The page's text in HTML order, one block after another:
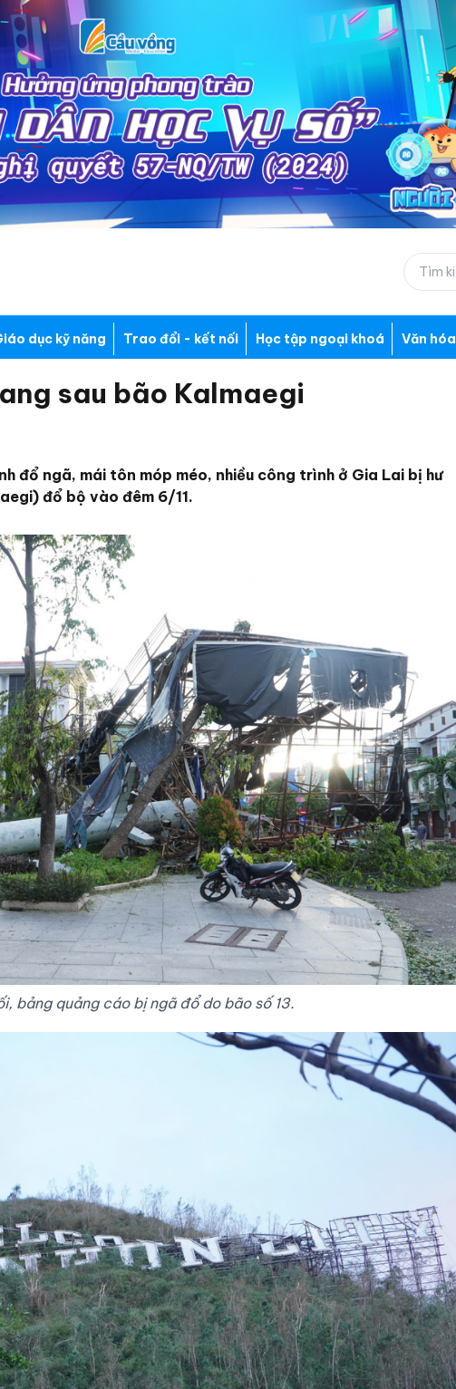
dục kỹ năng Trao đổi - kết nối Học tập ngoại khoá Văn hóa
sau bão Kalmaegi
đổ ngã, mái tôn móp méo, nhiều công trình ở Gia Lai bị hư
đổ bộ vào đêm 6/11.
bảng quảng cáo bị ngã đổ do bão số 13.